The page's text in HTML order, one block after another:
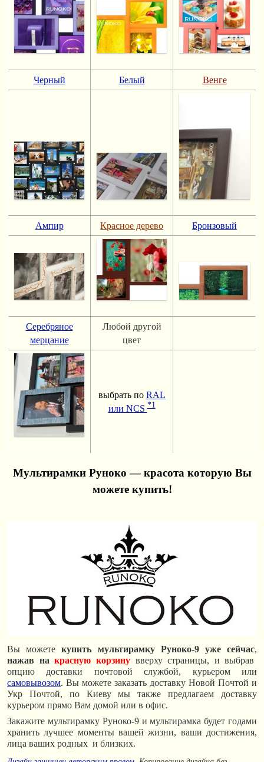
Черный Белый Венге
Ампир Красное дерево Бронзовый
Серебряное
мерцание
Любой другой
цвет
выбрать по RAL
или NCS*1
Мультирамки Руноко — красота которую Вы
можете купить!
Вы можетекупить мультирамку Руноко-9 уже сейчас,
нажав накрасную корзинувверху страницы, и выбрав
опцию доставки почтовой службой, курьером или
самовывозом. Вы можете заказать доставку Новой Почтой и
Укр Почтой, по Киеву мы также предлагаем доставку
курьером прямо Вам домой или в офис.
Закажите мультирамку Руноко-9 и мультирамка будет годами
хранить лучшее моменты вашей жизни, ваши достижения,
лица ваших родных и близких.